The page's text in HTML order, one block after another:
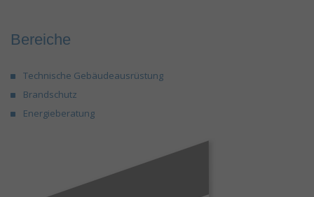
Bereiche
Technische Gebäudeausrüstung
Brandschutz
Energieberatung